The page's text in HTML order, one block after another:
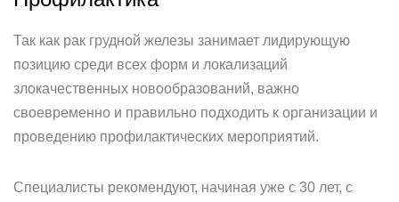
Так как рак грудной железы занимает лидирующую
позицию среди всех форм и локализаций
злокачественных новообразований, важно
своевременно и правильно подходить к организации и
проведению профилактических мероприятий.
Специалисты рекомендуют, начиная уже с 30 лет, с